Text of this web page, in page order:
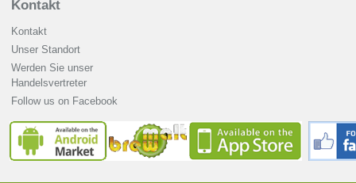
Kontakt
Kontakt
Unser Standort
Werden Sie unser
Handelsvertreter
Follow us on Facebook